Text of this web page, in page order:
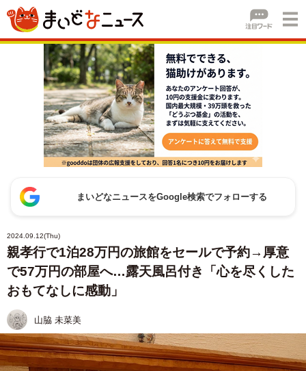
まいどなニュースをGoogle検索でフォローする
2024.09.12(Thu)
親孝行で1泊28万円の旅館をセールで予約→厚意
で57万円の部屋へ…露天風呂付き「心を尽くした
おもてなしに感動」
山脇 未菜美